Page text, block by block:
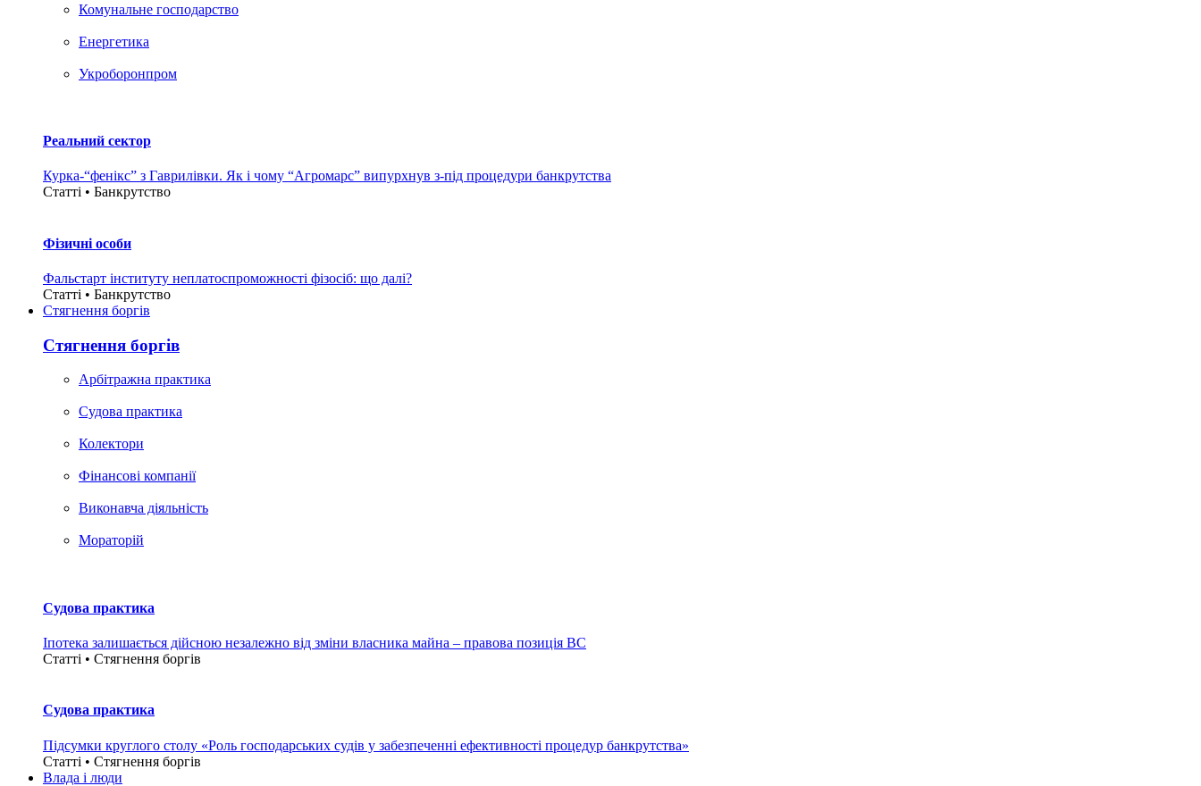
Комунальне господарство
Енергетика
Укроборонпром
Реальний сектор
Курка-“фенікс” з Гаврилівки. Як і чому “Агромарс” випурхнув з-під процедури банкрутства
Статті • Банкрутство
Фізичні особи
Фальстарт інституту неплатоспроможності фізосіб: що далі?
Статті • Банкрутство
Стягнення боргiв
Стягнення боргiв
Арбітражна практика
Судова практика
Колектори
Фінансові компанії
Виконавча діяльність
Мораторій
Судова практика
Іпотека залишається дійсною незалежно від зміни власника майна – правова позиція ВС
Статті • Стягнення боргiв
Судова практика
Підсумки круглого столу «Роль господарських судів у забезпеченні ефективності процедур банкрутства»
Статті • Стягнення боргiв
Влада i люди